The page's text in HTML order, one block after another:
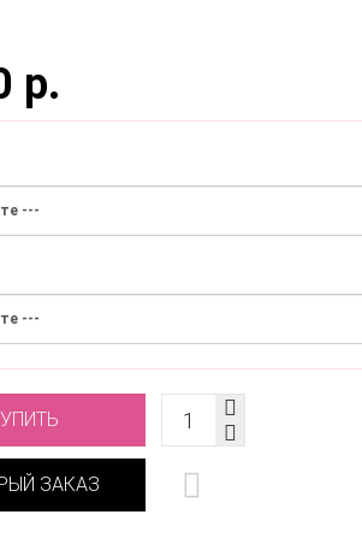
р.
ЗАКАЗ